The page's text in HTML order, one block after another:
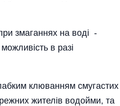
змаганнях на воді -
в разі
клюванням смугастих
жителів водойми, та